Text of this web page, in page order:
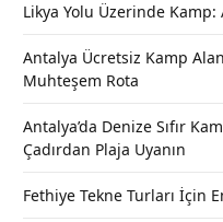
Likya Yolu Üzerinde Kamp:
Antalya Ücretsiz Kamp
Muhteşem Rota
Antalya’da Denize Sıfır
Çadırdan Plaja Uyanın
Fethiye Tekne Turları İçin